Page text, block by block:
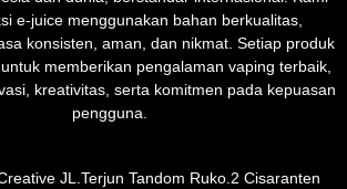
e-juice menggunakan bahan berkualitas,
konsisten, aman, dan nikmat. Setiap produk
memberikan pengalaman vaping terbaik,
kreativitas, serta komitmen pada kepuasan
pengguna.
JL.Terjun Tandom Ruko.2 Cisaranten